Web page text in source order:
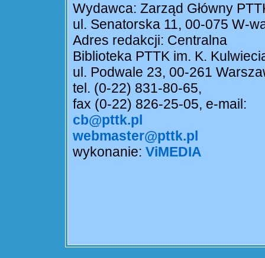
Wydawca: Zarząd Główny
ul. Senatorska 11, 00-075 W-
Adres redakcji: Centralna
Biblioteka PTTK im. K.
ul. Podwale 23, 00-261
tel. (0-22) 831-80-65,
fax (0-22) 826-25-05, e-mail:
cb@pttk.pl
webmaster@pttk.pl
wykonanie: ViMEDIA